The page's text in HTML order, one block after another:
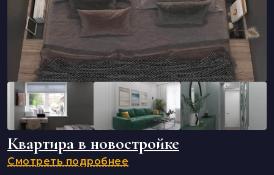
Квартира в новостройке
Смотреть подробнее